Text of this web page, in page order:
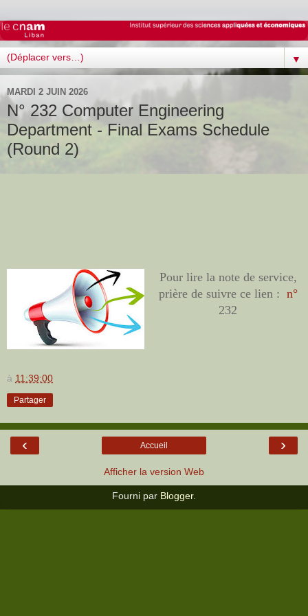
▼
MARDI 2 JUIN 2026
N° 232 Computer Engineering
Department - Final Exams Schedule
(Round 2)
Pour lire la note de service,
prière de suivre ce lien : n°
232
à 11:39:00
Partager
‹ ›
Accueil
Afficher la version Web
Fourni par Blogger.